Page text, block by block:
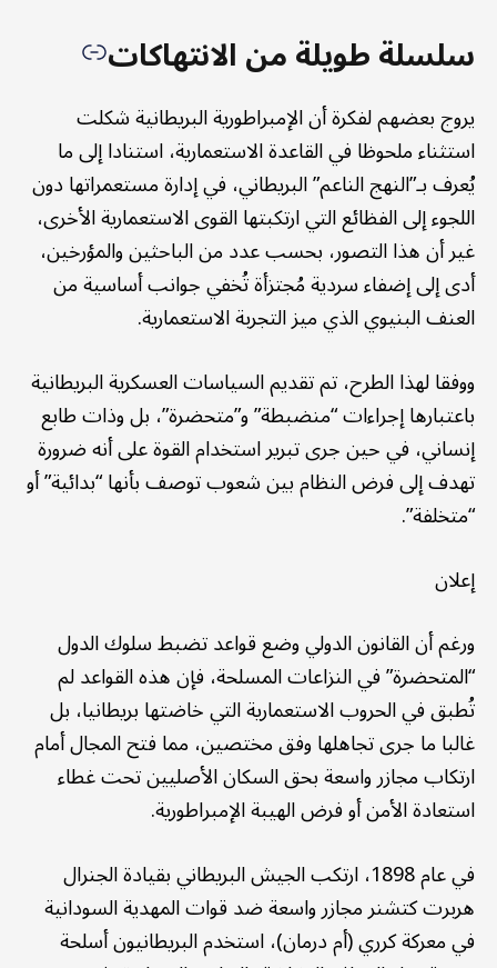
سلسلة طويلة من الانتهاكات
يروج بعضهم لفكرة أن الإمبراطورية البريطانية شكلت
استثناء ملحوظا في القاعدة الاستعمارية، استنادا إلى ما
يُعرف بـ”النهج الناعم” البريطاني، في إدارة مستعمراتها دون
اللجوء إلى الفظائع التي ارتكبتها القوى الاستعمارية الأخرى،
غير أن هذا التصور، بحسب عدد من الباحثين والمؤرخين،
أدى إلى إضفاء سردية مُجتزأة تُخفي جوانب أساسية من
العنف البنيوي الذي ميز التجربة الاستعمارية.
ووفقا لهذا الطرح، تم تقديم السياسات العسكرية البريطانية
باعتبارها إجراءات “منضبطة” و”متحضرة”، بل وذات طابع
إنساني، في حين جرى تبرير استخدام القوة على أنه ضرورة
تهدف إلى فرض النظام بين شعوب توصف بأنها “بدائية” أو
“متخلفة”.
إعلان
ورغم أن القانون الدولي وضع قواعد تضبط سلوك الدول
“المتحضرة” في النزاعات المسلحة، فإن هذه القواعد لم
تُطبق في الحروب الاستعمارية التي خاضتها بريطانيا، بل
غالبا ما جرى تجاهلها وفق مختصين، مما فتح المجال أمام
ارتكاب مجازر واسعة بحق السكان الأصليين تحت غطاء
استعادة الأمن أو فرض الهيبة الإمبراطورية.
في عام 1898، ارتكب الجيش البريطاني بقيادة الجنرال
هربرت كتشنر مجازر واسعة ضد قوات المهدية السودانية
في معركة كرري (أم درمان)، استخدم البريطانيون أسلحة